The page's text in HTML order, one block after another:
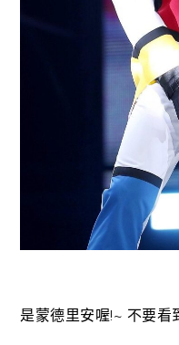
是蒙德里安喔!~ 不要看